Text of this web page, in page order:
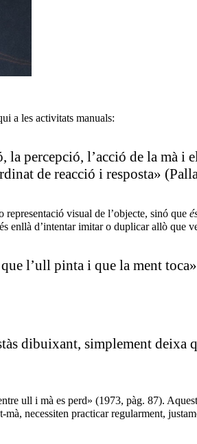
a les activitats manuals:
percepció, l’acció de la mà i
de reacció i resposta»
representació visual de l’objecte, sinó que
enllà d’intentar imitar o duplicar allò que
l’ull pinta i que la ment
dibuixant, simplement
ull i mà es perd» (1973, pàg. 87).
necessiten practicar regularment,